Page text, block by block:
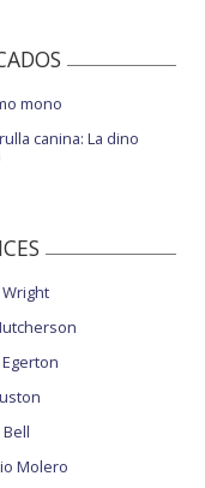
mono
canina: La dino
Bell
Molero